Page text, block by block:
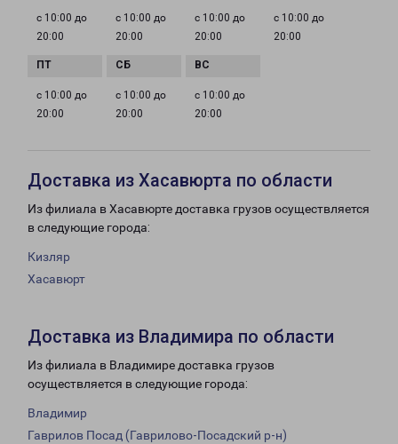
с 10:00 до
20:00
с 10:00 до
20:00
с 10:00 до
20:00
с 10:00 до
20:00
с 10:00 до
20:00
с 10:00 до
20:00
с 10:00 до
20:00
Доставка из Хасавюрта по области
Из филиала в Хасавюрте доставка грузов осуществляется
в следующие города:
Кизляр
Хасавюрт
Доставка из Владимира по области
Из филиала в Владимире доставка грузов
осуществляется в следующие города:
Владимир
Гаврилов Посад (Гаврилово-Посадский р-н)